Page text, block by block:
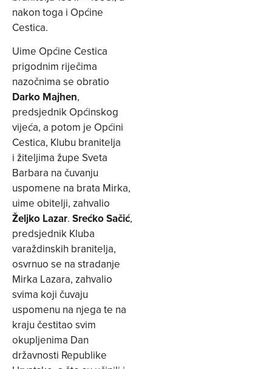
nakon toga i Općine
Cestica.
Uime Općine Cestica
prigodnim riječima
nazočnima se obratio
Darko Majhen,
predsjednik Općinskog
vijeća, a potom je Općini
Cestica, Klubu branitelja
i žiteljima župe Sveta
Barbara na čuvanju
uspomene na brata Mirka,
uime obitelji, zahvalio
Željko Lazar. Srećko Sačić,
predsjednik Kluba
varaždinskih branitelja,
osvrnuo se na stradanje
Mirka Lazara, zahvalio
svima koji čuvaju
uspomenu na njega te na
kraju čestitao svim
okupljenima Dan
državnosti Republike